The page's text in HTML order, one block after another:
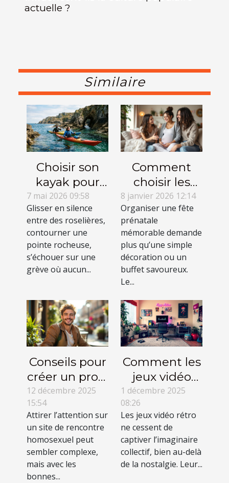
actuelle ?
Similaire
Choisir son
kayak pour
explorer les
rivages
inaccessibles
aux gros
bateaux
7 mai 2026 09:58
Glisser en silence
entre des roselières,
contourner une
pointe rocheuse,
s’échouer sur une
grève où aucun...
Comment
choisir les
meilleures
animations
pour une fête
prénatale ?
8 janvier 2026 12:14
Organiser une fête
prénatale
mémorable demande
plus qu’une simple
décoration ou un
buffet savoureux.
Le...
Conseils pour
créer un profil
attractif sur
un site de
rencontre
homosexuel
12 décembre 2025
15:54
Attirer l’attention sur
un site de rencontre
homosexuel peut
sembler complexe,
mais avec les
bonnes...
Comment les
jeux vidéo
rétro
influencent-
ils la culture
populaire
actuelle ?
1 décembre 2025
08:26
Les jeux vidéo rétro
ne cessent de
captiver l’imaginaire
collectif, bien au-delà
de la nostalgie. Leur...